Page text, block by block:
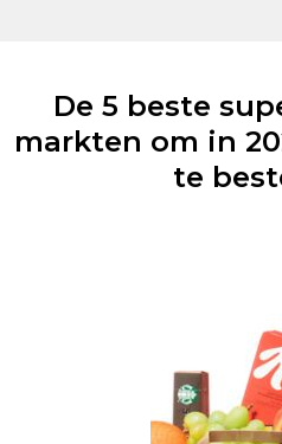
De 5 beste
markten om in
te